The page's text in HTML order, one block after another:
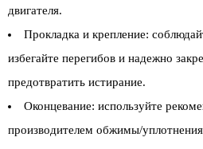
двигателя.
Прокладка и крепление:
избегайте перегибов и надежно
предотвратить истирание.
Оконцевание: используйте
производителем обжимы/